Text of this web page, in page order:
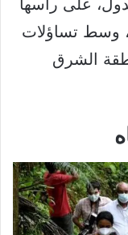
على رأسها
وسط تساؤلات
الشرق